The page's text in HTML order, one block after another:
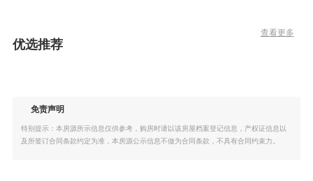
优选推荐
查看更多
免责声明
特别提示：本房源所示信息仅供参考，购房时请以该房屋档案登记信息，产权证信息以
及所签订合同条款约定为准，本房源公示信息不做为合同条款，不具有合同约束力。